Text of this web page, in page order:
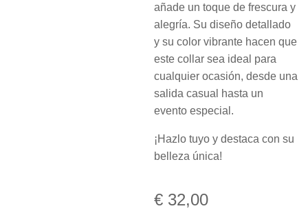
añade un toque de frescura y
alegría. Su diseño detallado
y su color vibrante hacen que
este collar sea ideal para
cualquier ocasión, desde una
salida casual hasta un
evento especial.
¡Hazlo tuyo y destaca con su
belleza única!
€ 32,00